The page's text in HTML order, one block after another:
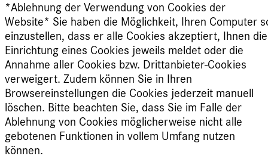
*Ablehnung der Verwendung von Cookies der
Website* Sie haben die Möglichkeit, Ihren Computer
einzustellen, dass er alle Cookies akzeptiert, Ihnen die
Einrichtung eines Cookies jeweils meldet oder die
Annahme aller Cookies bzw. Drittanbieter-Cookies
verweigert. Zudem können Sie in Ihren
Browsereinstellungen die Cookies jederzeit manuell
löschen. Bitte beachten Sie, dass Sie im Falle der
Ablehnung von Cookies möglicherweise nicht alle
gebotenen Funktionen in vollem Umfang nutzen
können.